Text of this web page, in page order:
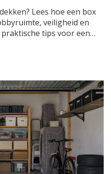
Lees hoe een box
veiligheid en
tips voor een…